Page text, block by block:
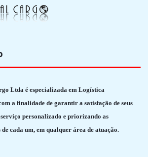
Ltda é especializada em Logística
a finalidade de garantir a satisfação de seus
personalizado e priorizando as
de cada um, em qualquer área de atuação.